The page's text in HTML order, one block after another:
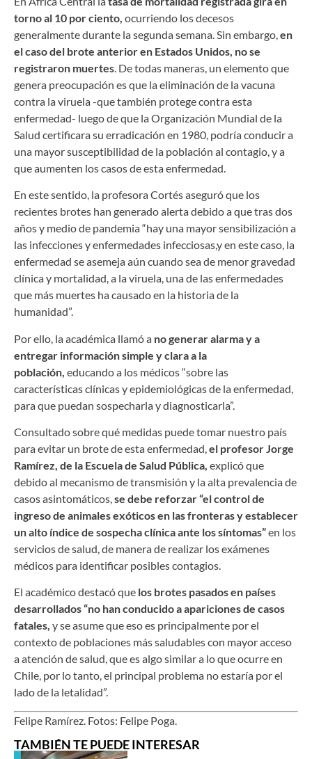
torno al 10 por ciento, ocurriendo los decesos
generalmente durante la segunda semana. Sin embargo,en
el caso del brote anterior en Estados Unidos, no se
registraron muertes. De todas maneras, un elemento que
genera preocupación es que la eliminación de la vacuna
contra la viruela -que también protege contra esta
enfermedad- luego de que la Organización Mundial de la
Salud certificara su erradicación en 1980, podría conducir a
una mayor susceptibilidad de la población al contagio, y a
que aumenten los casos de esta enfermedad.
En este sentido, la profesora Cortés aseguró que los
recientes brotes han generado alerta debido a que tras dos
años y medio de pandemia “hay una mayor sensibilización a
las infecciones y enfermedades infecciosas,y en este caso, la
enfermedad se asemeja aún cuando sea de menor gravedad
clínica y mortalidad, a la viruela, una de las enfermedades
que más muertes ha causado en la historia de la
humanidad”.
Por ello, la académica llamó a no generar alarma y a
entregar información simple y clara a la
población, educando a los médicos “sobre las
características clínicas y epidemiológicas de la enfermedad,
para que puedan sospecharla y diagnosticarla”.
Consultado sobre qué medidas puede tomar nuestro país
para evitar un brote de esta enfermedad,el profesor Jorge
Ramírez, de la Escuela de Salud Pública, explicó que
debido al mecanismo de transmisión y la alta prevalencia de
casos asintomáticos,se debe reforzar “el control de
ingreso de animales exóticos en las fronteras y establecer
un alto índice de sospecha clínica ante los síntomas”en los
servicios de salud, de manera de realizar los exámenes
médicos para identificar posibles contagios.
El académico destacó que los brotes pasados en países
desarrollados “no han conducido a apariciones de casos
fatales, y se asume que eso es principalmente por el
contexto de poblaciones más saludables con mayor acceso
a atención de salud, que es algo similar a lo que ocurre en
Chile, por lo tanto, el principal problema no estaría por el
lado de la letalidad”.
Felipe Ramírez. Fotos: Felipe Poga.
TAMBIÉN TE PUEDE INTERESAR